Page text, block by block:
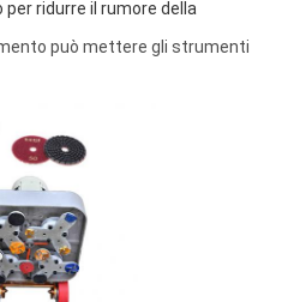
per ridurre il rumore della
può mettere gli strumenti